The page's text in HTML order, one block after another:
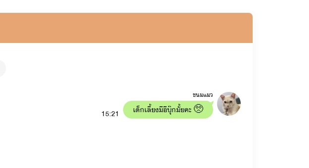
ขนมแมว
15:21 เด็กเลี้ยงมีอีบุ๊กมั้ยคะ 🥺